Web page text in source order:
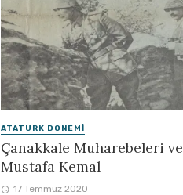
ATATÜRK DÖNEMI
Çanakkale Muharebeleri ve
Mustafa Kemal
17 Temmuz 2020